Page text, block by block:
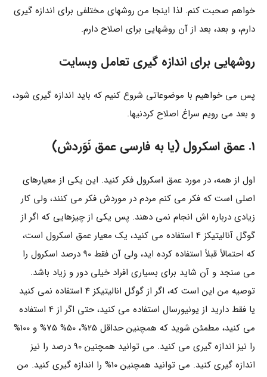
خواهم صحبت کنم. لذا اینجا من روشهای مختلفی برای اندازه گیری
دارم، و بعد، بعد از آن روشهایی برای اصلاح دارم.
روشهایی برای اندازه گیری تعامل وبسایت
پس می خواهیم با موضوعاتی شروع کنیم که باید اندازه گیری شود،
و بعد می رویم سراغ اصلاح کردنیها.
1. عمق اسکرول (یا به فارسی عمق نَوَردش)
اول از همه، در مورد عمق اسکرول فکر کنید. این یکی از معیارهای
اصلی است که فکر می کنم مردم در موردش فکر می کنند، ولی کار
زیادی درباره اش انجام نمی دهند. پس یکی از چیزهایی که اگر از
گوگل آنالیتیکز 4 استفاده می کنید، یک معیار عمق اسکرول است،
که احتمالاً قبلاً استفاده کرده اید، ولی آن فقط 90 درصد اسکرول را
می سنجد و آن شاید برای بسیاری افراد خیلی دور و زیاد باشد.
توصیه من این است که، اگر از گوگل انالیتیکز 4 استفاده نمی کنید
یا فقط دارید از یونیورسال استفاده می کنید، حتی اگر از 4 استفاده
می کنید، مطمئن شوید که همچنین حداقل 25%، 50% 75% و 100%
را نیز اندازه گیری می کنید. می توانید همچنین 90 درصد را نیز
اندازه گیری کنید. می توانید همچنین 10% را اندازه گیری کنید. من